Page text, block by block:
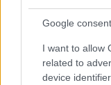
Google
I want to allow
related to
device